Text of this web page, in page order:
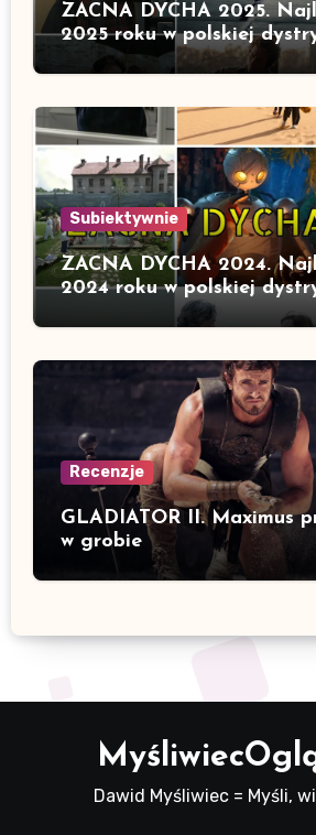
ZACNA DYCHA 2025.
2025 roku w polskiej
Subiektywnie
ZACNA DYCHA 2024.
2024 roku w polskiej
Recenzje
GLADIATOR II. Maximus
w grobie
Dawid Myśliwiec = Myśli,